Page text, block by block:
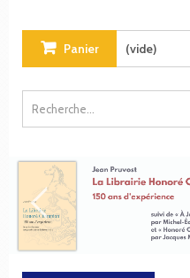
Panier (vide)